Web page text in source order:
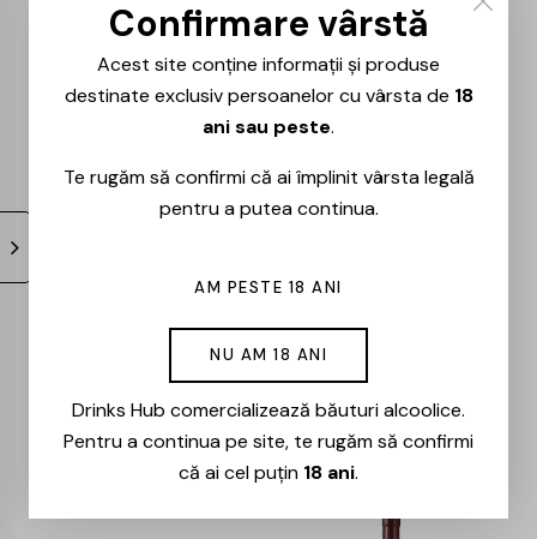
lei 101,00lei 91,00 lei 77,00
Univers – Merlot –
0.75L
61,00lei 52,00lei
-15%
Cote – Rouge –
Cabernet Sauvignon
& Merlot – 0.75l
74,00lei 63,00lei
Confirmare vârstă
Acest site conține informații și produse
destinate exclusiv persoanelor cu vârsta de 18
ani sau peste.
Te rugăm să confirmi că ai împlinit vârsta legală
pentru a putea continua.
AM PESTE 18 ANI
NU AM 18 ANI
Drinks Hub comercializează băuturi alcoolice.
Pentru a continua pe site, te rugăm să confirmi
că ai cel puțin 18 ani.